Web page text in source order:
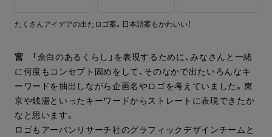
たくさんアイデアの出たロゴ案。日本語案もかわいい！
宮 「余白のあるくらし」を表現するために、みなさんと一緒
に何度もコンセプト固めをして、そのなかで出たいろんなキ
ーワードを抽出しながら企画名やロゴを考えていました。東
京や銭湯といったキーワードからストレートに表現できたか
なと思います。
ロゴもアーバンリサーチ社のグラフィックデザインチームと